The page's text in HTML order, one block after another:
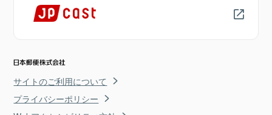
サイトのご利用について
プライバシーポリシー